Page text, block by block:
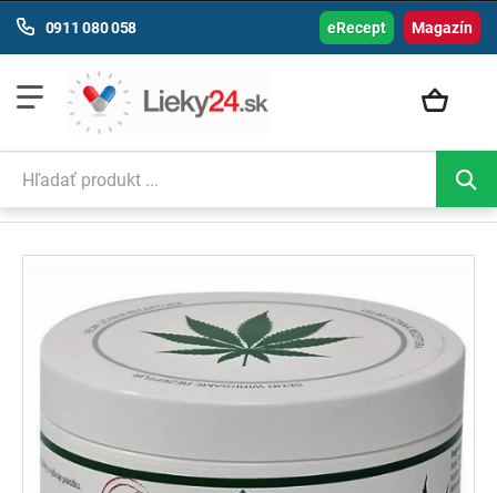
Magazín
0911 080 058 eRecept